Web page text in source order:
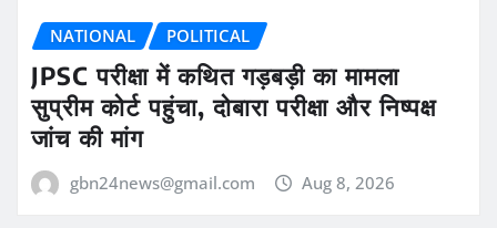
NATIONAL POLITICAL
JPSC परीक्षा में कथित गड़बड़ी का मामला
सुप्रीम कोर्ट पहुंचा, दोबारा परीक्षा और निष्पक्ष
जांच की मांग
gbn24news@gmail.com Aug 8, 2026